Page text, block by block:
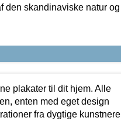
den skandinaviske natur og
plakater til dit hjem. Alle
enten med eget design
fra dygtige kunstnere